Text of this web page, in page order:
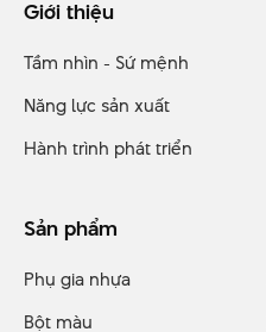
Giới thiệu
Tầm nhìn - Sứ mệnh
Năng lực sản xuất
Hành trình phát triển
Sản phẩm
Phụ gia nhựa
Bột màu